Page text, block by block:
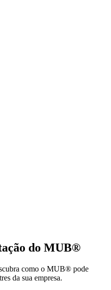
do MUB®
como o MUB® pode
da sua empresa.